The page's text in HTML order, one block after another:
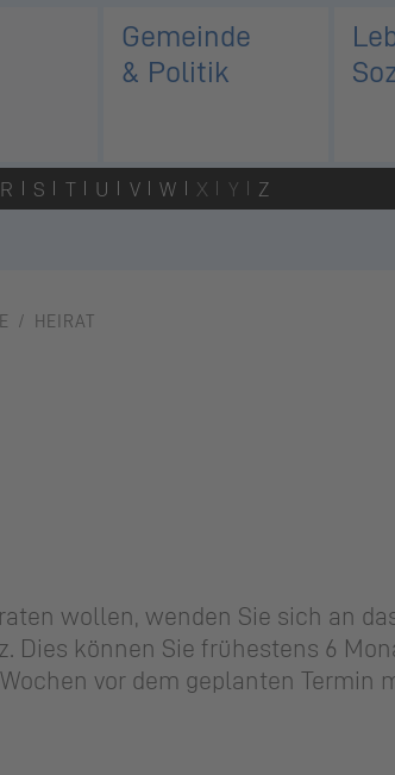
Gemeinde
& Politik
R S T U V W X Y Z
HEIRAT
wol­len, wen­den Sie sich an
Dies kön­nen Sie frü­hes­tens 6
vor dem ge­plan­ten Ter­min